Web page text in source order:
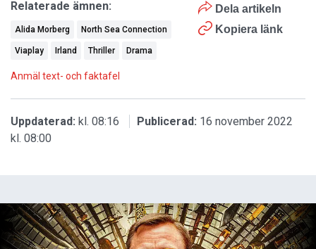
Dela artikeln
Kopiera länk
Relaterade ämnen:
Alida Morberg North Sea Connection
Viaplay Irland Thriller Drama
Anmäl text- och faktafel
Uppdaterad: kl. 08:16 Publicerad: 16 november 2022
kl. 08:00